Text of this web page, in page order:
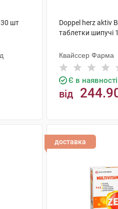
30 шт
Doppel herz aktiv
таблетки шипучі
Квайссер Фарма
Є в наявності
від
доставка